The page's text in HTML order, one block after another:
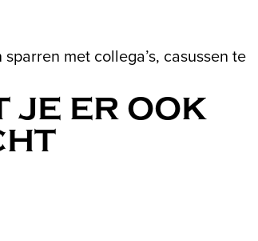
met collega’s, casussen te
JE ER OOK